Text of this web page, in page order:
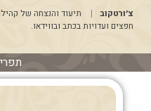
לתוכן
צ׳ורטקוב
תיעוד והנצחה של
חפצים ועדויות בכתב ובווידאו.